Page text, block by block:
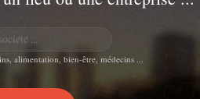
alimentation, bien-être, médecins ...